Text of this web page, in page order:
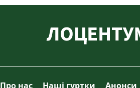
Про нас Наші гуртки Анонси